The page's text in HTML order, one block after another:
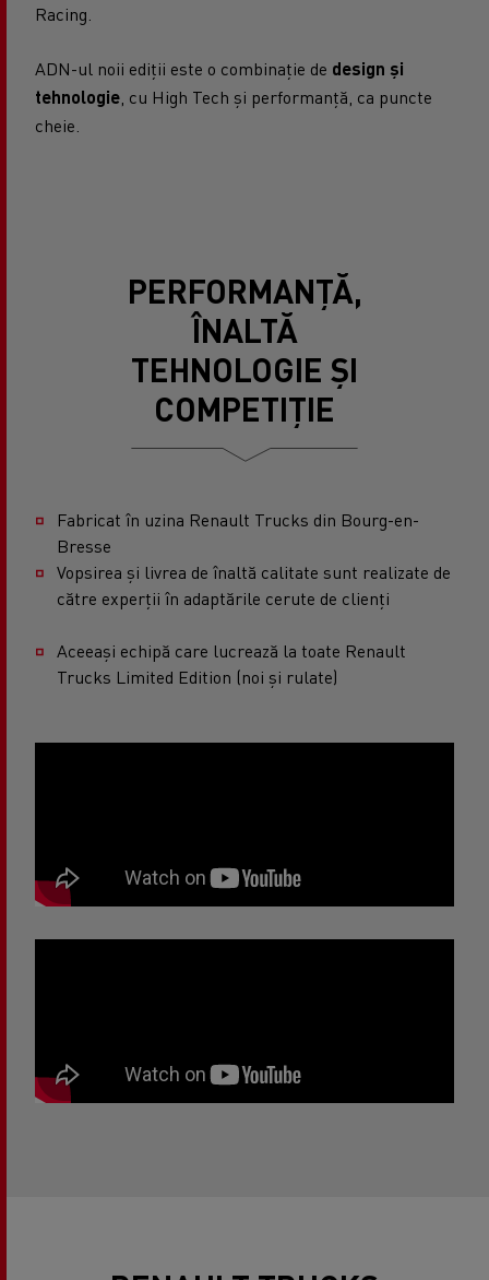
Racing.
ADN-ul noii ediții este o combinație de design și
tehnologie , cu High Tech și performanță, ca puncte
cheie.
PERFORMANȚĂ,
ÎNALTĂ
TEHNOLOGIE ȘI
COMPETIȚIE
Fabricat în uzina Renault Trucks din Bourg-en-
Bresse
Vopsirea și livrea de înaltă calitate sunt realizate de
către experții în adaptările cerute de clienți
Aceeași echipă care lucrează la toate Renault
Trucks Limited Edition (noi și rulate)